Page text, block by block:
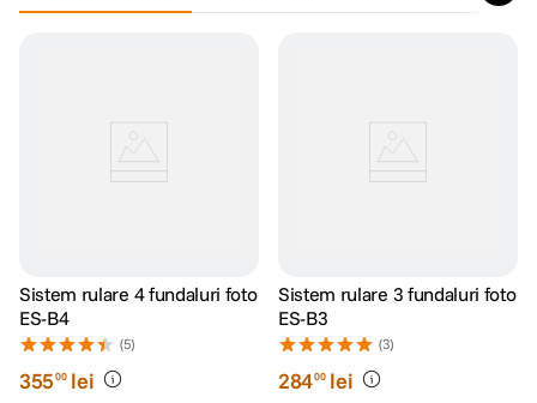
Sistem rulare 4 fundaluri foto
ES-B4
(5)
35500 lei
Sistem rulare 3 fundaluri foto
ES-B3
(3)
28400 lei